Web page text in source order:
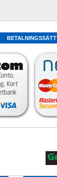
BETALNINGSSÄTT